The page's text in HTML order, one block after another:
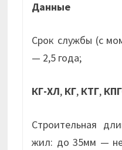
Данные
Срок службы (с
— 2,5 года;
КГ-ХЛ, КГ, КТГ,
Строительная
жил: до 35мм —